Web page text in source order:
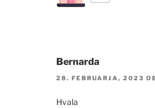
Bernarda
28. FEBRUARJA, 2023
Hvala